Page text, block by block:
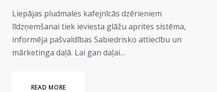
Liepājas pludmales kafejnīcās dzērieniem
līdzņemšanai tiek ieviesta glāžu aprites sistēma,
informēja pašvaldības Sabiedrisko attiecību un
mārketinga daļā. Lai gan daļai…
READ MORE